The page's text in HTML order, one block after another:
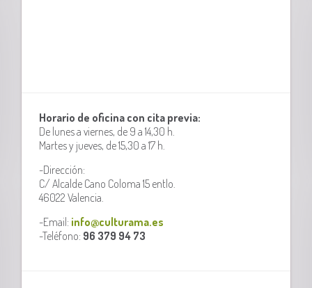
Horario de oficina con cita previa:
De lunes a viernes, de 9 a 14,30 h.
Martes y jueves, de 15,30 a 17 h.
-Dirección:
C/ Alcalde Cano Coloma 15 entlo.
46022 Valencia.
-Email: info@culturama.es
-Teléfono: 96 379 94 73